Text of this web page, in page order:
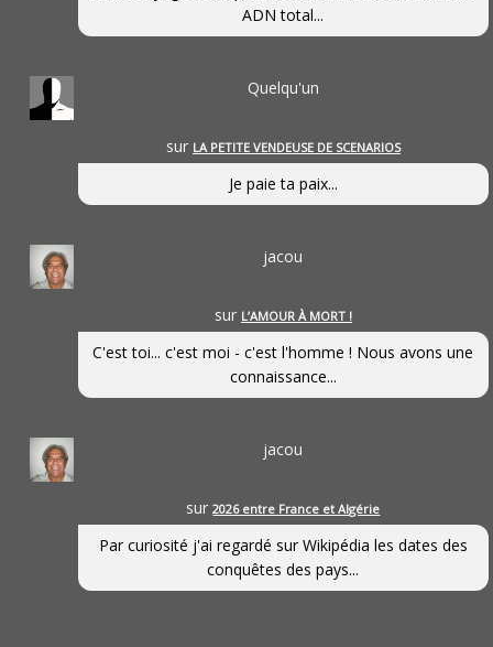
ADN total...
Quelqu'un
sur LA PETITE VENDEUSE DE SCENARIOS
Je paie ta paix...
jacou
sur L’AMOUR À MORT !
C'est toi... c'est moi - c'est l'homme ! Nous avons une
connaissance...
jacou
sur2026 entre France et Algérie
Par curiosité j'ai regardé sur Wikipédia les dates des
conquêtes des pays...